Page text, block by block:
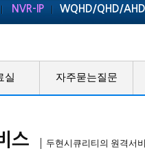
NVR-IP WQHD/QHD/AHD
실 자주묻는질문
스 │ 두현시큐리티의 원격서